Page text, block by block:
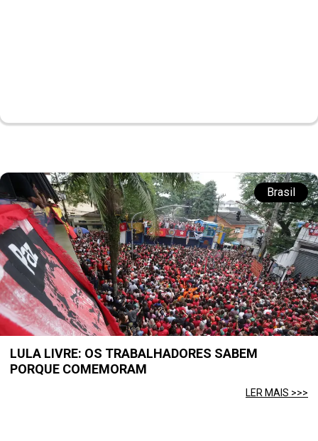
Brasil
LULA LIVRE: OS TRABALHADORES SABEM
PORQUE COMEMORAM
LER MAIS >>>